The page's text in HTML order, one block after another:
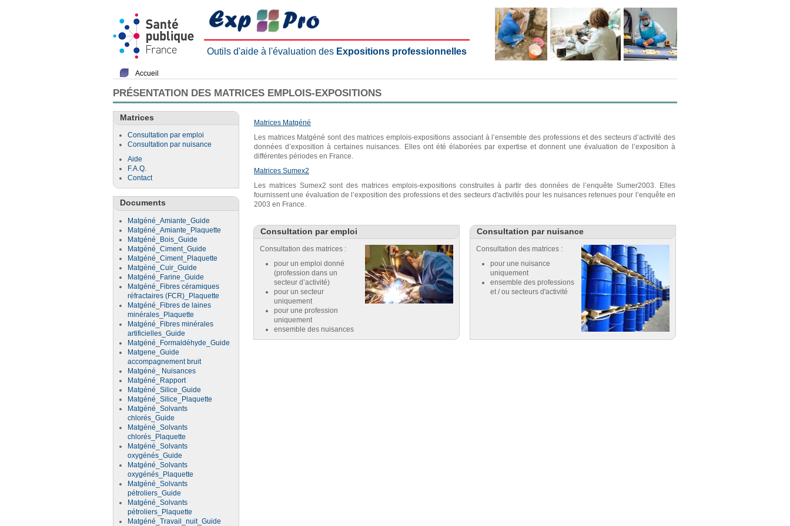
Outils d'aide à l'évaluation des Expositions professionnelles
Accueil
PRÉSENTATION DES MATRICES EMPLOIS-EXPOSITIONS
Matrices
Consultation par emploi
Consultation par nuisance
Aide
F.A.Q.
Contact
Documents
Matgéné_Amiante_Guide
Matgéné_Amiante_Plaquette
Matgéné_Bois_Guide
Matgéné_Ciment_Guide
Matgéné_Ciment_Plaquette
Matgéné_Cuir_Guide
Matgéné_Farine_Guide
Matgéné_Fibres céramiques
réfractaires (FCR)_Plaquette
Matgéné_Fibres de laines
minérales_Plaquette
Matgéné_Fibres minérales
artificielles_Guide
Matgéné_Formaldéhyde_Guide
Matgene_Guide
accompagnement bruit
Matgéné_ Nuisances
Matgéné_Rapport
Matgéné_Silice_Guide
Matgéné_Silice_Plaquette
Matgéné_Solvants
chlorés_Guide
Matgéné_Solvants
chlorés_Plaquette
Matgéné_Solvants
oxygénés_Guide
Matgéné_Solvants
oxygénés_Plaquette
Matgéné_Solvants
pétroliers_Guide
Matgéné_Solvants
pétroliers_Plaquette
Matgéné_Travail_nuit_Guide
Matrices Matgéné
Les matrices Matgéné sont des matrices emplois-expositions associant à l’ensemble des professions et des secteurs d’activité des
données d’exposition à certaines nuisances. Elles ont été élaborées par expertise et donnent une évaluation de l’exposition à
différentes périodes en France.
Matrices Sumex2
Les matrices Sumex2 sont des matrices emplois-expositions construites à partir des données de l’enquête Sumer2003. Elles
fournissent une évaluation de l’exposition des professions et des secteurs d'activités pour les nuisances retenues pour l’enquête en
2003 en France.
Consultation par emploi
Consultation des matrices :
pour un emploi donné
(profession dans un
secteur d’activité)
pour un secteur
uniquement
pour une profession
uniquement
ensemble des nuisances
Consultation par nuisance
Consultation des matrices :
pour une nuisance
uniquement
ensemble des professions
et / ou secteurs d'activité